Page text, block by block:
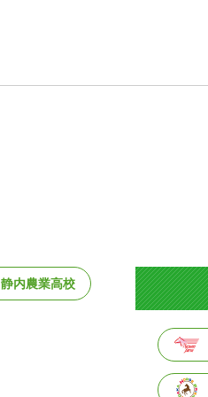
静内農業高校